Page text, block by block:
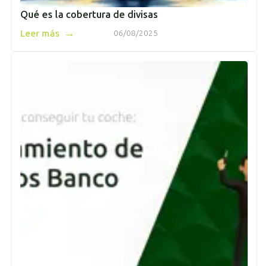
Qué es la cobertura de divisas
06/08/2025
Leer más →